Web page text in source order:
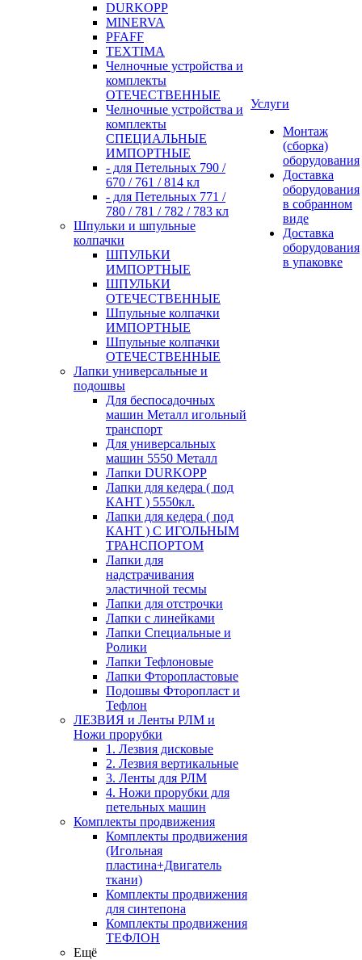
DURKOPP
MINERVA
PFAFF
TEXTIMA
Челночные устройства и
комплекты
ОТЕЧЕСТВЕННЫЕ
Челночные устройства и
комплекты
СПЕЦИАЛЬНЫЕ
ИМПОРТНЫЕ
- для Петельных 790 /
670 / 761 / 814 кл
- для Петельных 771 /
780 / 781 / 782 / 783 кл
Шпульки и шпульные
колпачки
ШПУЛЬКИ
ИМПОРТНЫЕ
ШПУЛЬКИ
ОТЕЧЕСТВЕННЫЕ
Шпульные колпачки
ИМПОРТНЫЕ
Шпульные колпачки
ОТЕЧЕСТВЕННЫЕ
Лапки универсальные и
подошвы
Для беспосадочных
машин Металл игольный
транспорт
Для универсальных
машин 5550 Металл
Лапки DURKOPP
Лапки для кедера ( под
КАНТ ) 5550кл.
Лапки для кедера ( под
КАНТ ) С ИГОЛЬНЫМ
ТРАНСПОРТОМ
Лапки для
надстрачивания
эластичной тесмы
Лапки для отстрочки
Лапки с линейками
Лапки Специальные и
Ролики
Лапки Тефлоновые
Лапки Фторопластовые
Подошвы Фторопласт и
Тефлон
ЛЕЗВИЯ и Ленты РЛМ и
Ножи прорубки
1. Лезвия дисковые
2. Лезвия вертикальные
3. Ленты для РЛМ
4. Ножи прорубки для
петельных машин
Комплекты продвижения
Комплекты продвижения
(Игольная
пластина+Двигатель
ткани)
Комплекты продвижения
для синтепона
Комплекты продвижения
ТЕФЛОН
Ещё
Услуги
Монтаж
(сборка)
оборудования
Доставка
оборудования
в собранном
виде
Доставка
оборудования
в упаковке